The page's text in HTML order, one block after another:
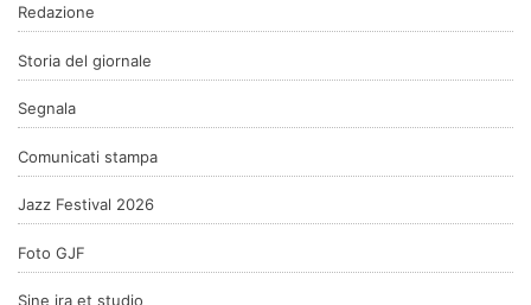
Redazione
Storia del giornale
Segnala
Comunicati stampa
Jazz Festival 2026
Foto GJF
Sine ira et studio